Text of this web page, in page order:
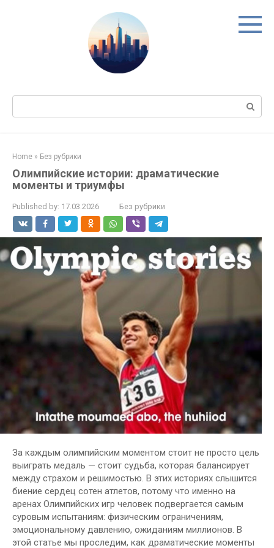
Search:
Home » Без рубрики
Олимпийские истории: драматические
моменты и триумфы
Published by: 17.03.2026 Без рубрики
За каждым олимпийским моментом стоит не просто цель
выиграть медаль — стоит судьба, которая балансирует
между страхом и решимостью. В этих историях слышится
биение сердец сотен атлетов, потому что именно на
аренах Олимпийских игр человек подвергается самым
суровым испытаниям: физическим ограничениям,
эмоциональному давлению, ожиданиям миллионов. В
этой статье мы проследим, как драматические моменты